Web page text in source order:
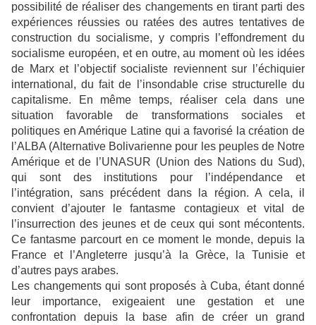
possibilité de réaliser des changements en tirant parti des
expériences réussies ou ratées des autres tentatives de
construction du socialisme, y compris l’effondrement du
socialisme européen, et en outre, au moment où les idées
de Marx et l’objectif socialiste reviennent sur l’échiquier
international, du fait de l’insondable crise structurelle du
capitalisme. En même temps, réaliser cela dans une
situation favorable de transformations sociales et
politiques en Amérique Latine qui a favorisé la création de
l’ALBA (Alternative Bolivarienne pour les peuples de Notre
Amérique et de l’UNASUR (Union des Nations du Sud),
qui sont des institutions pour l’indépendance et
l’intégration, sans précédent dans la région. A cela, il
convient d’ajouter le fantasme contagieux et vital de
l’insurrection des jeunes et de ceux qui sont mécontents.
Ce fantasme parcourt en ce moment le monde, depuis la
France et l’Angleterre jusqu’à la Grèce, la Tunisie et
d’autres pays arabes.
Les changements qui sont proposés à Cuba, étant donné
leur importance, exigeaient une gestation et une
confrontation depuis la base afin de créer un grand